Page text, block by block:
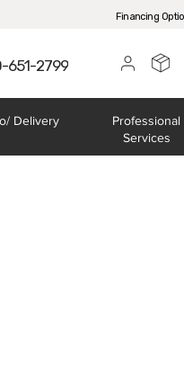
Financing
651-2799
Delivery
Professional
Services